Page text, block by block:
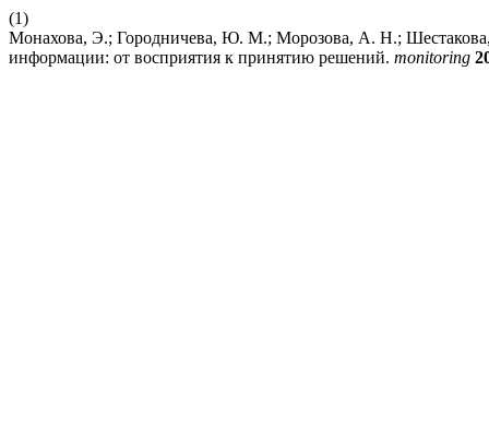
(1)
Монахова, Э.; Городничева, Ю. М.; Морозова, А. Н.;
информации: от восприятия к принятию решений. monitoring